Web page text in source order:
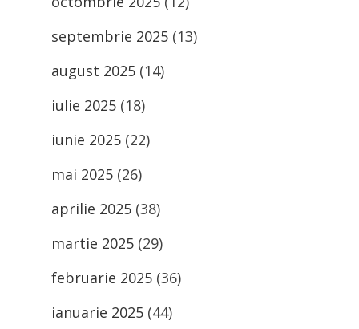
septembrie 2025 (13)
august 2025 (14)
iulie 2025 (18)
iunie 2025 (22)
mai 2025 (26)
aprilie 2025 (38)
martie 2025 (29)
februarie 2025 (36)
ianuarie 2025 (44)